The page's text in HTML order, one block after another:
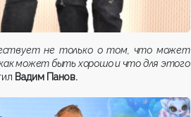
не только о том, что может
может быть хорошо и что для этого
Вадим Панов.